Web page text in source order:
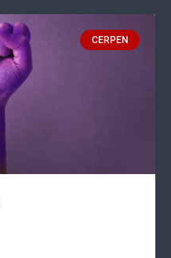
CERPEN